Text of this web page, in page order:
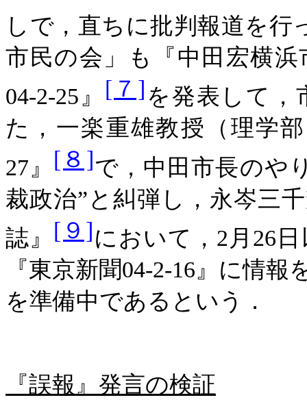
しで，直ちに批判報道を行
市民の会」も『中田宏横
04-2-25』 [７] を発表して，
た，一楽重雄教授（理学
27』 [８]で，中田市長のや
裁政治”と糾弾し，永岑三
誌』 [９]において，2月26
『東京新聞04-2-16』に情
を準備中であるという．
『誤報』発言の検証